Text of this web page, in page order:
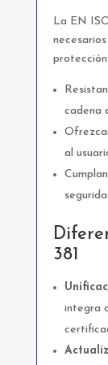
La EN
protección:
cadena
al
381
integra